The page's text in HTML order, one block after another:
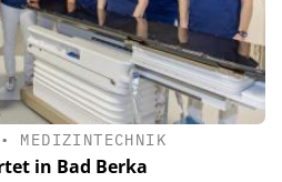
• MEDIZINTECHNIK
in Bad Berka